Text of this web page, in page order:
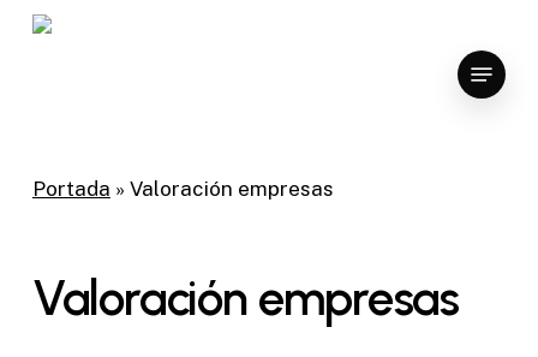
Skip
Menu
Portada » Valoración empresas
Valoración empresas
Close
Menu